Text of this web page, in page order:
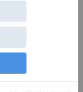
commemorazione